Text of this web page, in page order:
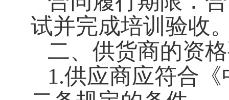
试并完成培训验收
二、供货商的资
1.供应商应符合